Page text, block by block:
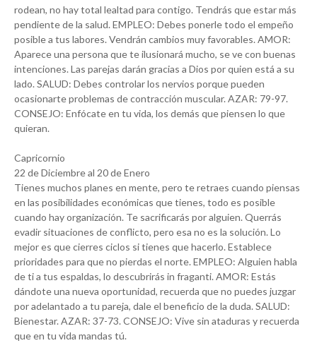
rodean, no hay total lealtad para contigo. Tendrás que estar más
pendiente de la salud. EMPLEO: Debes ponerle todo el empeño
posible a tus labores. Vendrán cambios muy favorables. AMOR:
Aparece una persona que te ilusionará mucho, se ve con buenas
intenciones. Las parejas darán gracias a Dios por quien está a su
lado. SALUD: Debes controlar los nervios porque pueden
ocasionarte problemas de contracción muscular. AZAR: 79-97.
CONSEJO: Enfócate en tu vida, los demás que piensen lo que
quieran.
Capricornio
22 de Diciembre al 20 de Enero
Tienes muchos planes en mente, pero te retraes cuando piensas
en las posibilidades económicas que tienes, todo es posible
cuando hay organización. Te sacrificarás por alguien. Querrás
evadir situaciones de conflicto, pero esa no es la solución. Lo
mejor es que cierres ciclos si tienes que hacerlo. Establece
prioridades para que no pierdas el norte. EMPLEO: Alguien habla
de ti a tus espaldas, lo descubrirás in fraganti. AMOR: Estás
dándote una nueva oportunidad, recuerda que no puedes juzgar
por adelantado a tu pareja, dale el beneficio de la duda. SALUD:
Bienestar. AZAR: 37-73. CONSEJO: Vive sin ataduras y recuerda
que en tu vida mandas tú.